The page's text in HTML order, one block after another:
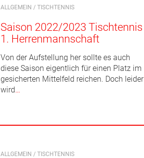
ALLGEMEIN / TISCHTENNIS
Saison 2022/2023 Tischtennis
1. Herrenmannschaft
Von der Aufstellung her sollte es auch
diese Saison eigentlich für einen Platz im
gesicherten Mittelfeld reichen. Doch leider
wird…
ALLGEMEIN / TISCHTENNIS